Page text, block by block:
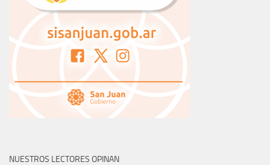
NUESTROS LECTORES OPINAN